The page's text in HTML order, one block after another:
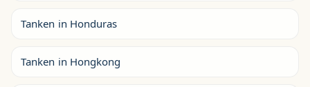
Tanken in Honduras
Tanken in Hongkong